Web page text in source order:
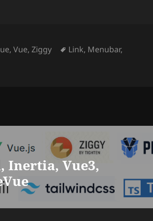
,Vue,Ziggy
Mots-
Link, Menubar,
Inertia, Vue3,